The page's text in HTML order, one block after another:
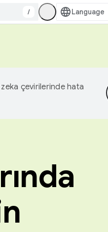
/
çevirilerinde hata